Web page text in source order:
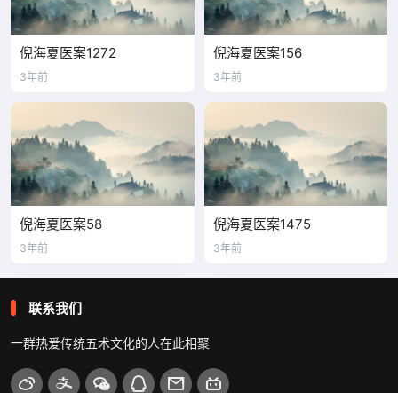
倪海夏医案1272
3年前
倪海夏医案156
3年前
倪海夏医案58
3年前
倪海夏医案1475
3年前
联系我们
一群热爱传统五术文化的人在此相聚